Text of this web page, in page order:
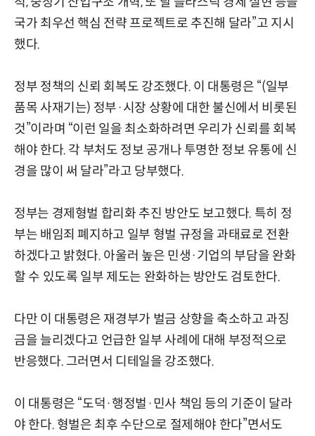
국가 최우선 핵심 전략 프로젝트로 추진해 달라”고 지시
했다.
정부 정책의 신뢰 회복도 강조했다. 이 대통령은 “(일부
품목 사재기는) 정부·시장 상황에 대한 불신에서 비롯된
것”이라며 “이런 일을 최소화하려면 우리가 신뢰를 회복
해야 한다. 각 부처도 정보 공개나 투명한 정보 유통에 신
경을 많이 써 달라”라고 당부했다.
정부는 경제형벌 합리화 추진 방안도 보고했다. 특히 정
부는 배임죄 폐지하고 일부 형벌 규정을 과태료로 전환
하겠다고 밝혔다. 아울러 높은 민생·기업의 부담을 완화
할 수 있도록 일부 제도는 완화하는 방안도 검토한다.
다만 이 대통령은 재경부가 벌금 상향을 축소하고 과징
금을 늘리겠다고 언급한 일부 사례에 대해 부정적으로
반응했다. 그러면서 디테일을 강조했다.
이 대통령은 “도덕·행정벌·민사 책임 등의 기준이 달라
야 한다. 형벌은 최후 수단으로 절제해야 한다”면서도